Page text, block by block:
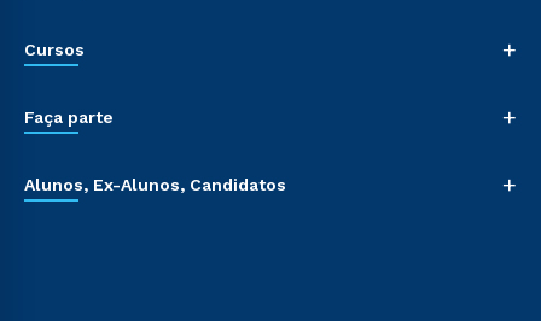
Cursos +
Faça parte +
Alunos, Ex-Alunos, Candidatos +